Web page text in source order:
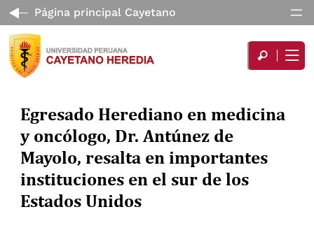
Página principal Cayetano
Egresado Herediano en medicina
y oncólogo, Dr. Antúnez de
Mayolo, resalta en importantes
instituciones en el sur de los
Estados Unidos